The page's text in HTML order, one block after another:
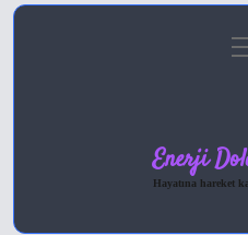
Gizlilik aç
Enerji
Hayatına hareket